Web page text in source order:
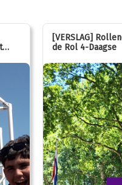
[VERSLAG]
de Rol 4-Daagse